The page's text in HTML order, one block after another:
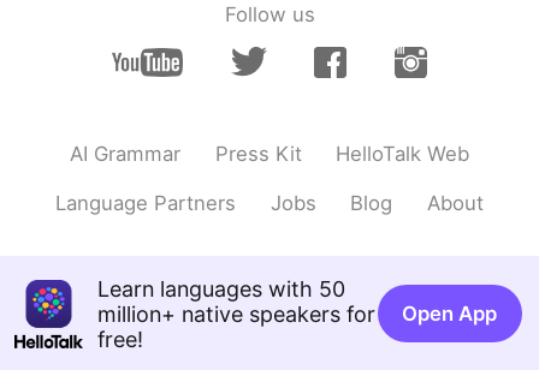
美味しそう！息子さんも幸せですね☺️ 料理
上手なパパで😋
@yuki美味しいですよね😋それと豚バラで
おかずにも使えて便利です✨
JP EN
ベーコンの「切り落とし」ですね😊 お得で
Follow us
AI Grammar Press Kit HelloTalk Web
Language Partners Jobs Blog About
Learn languages with 50
million+ native speakers for
free!
Open App